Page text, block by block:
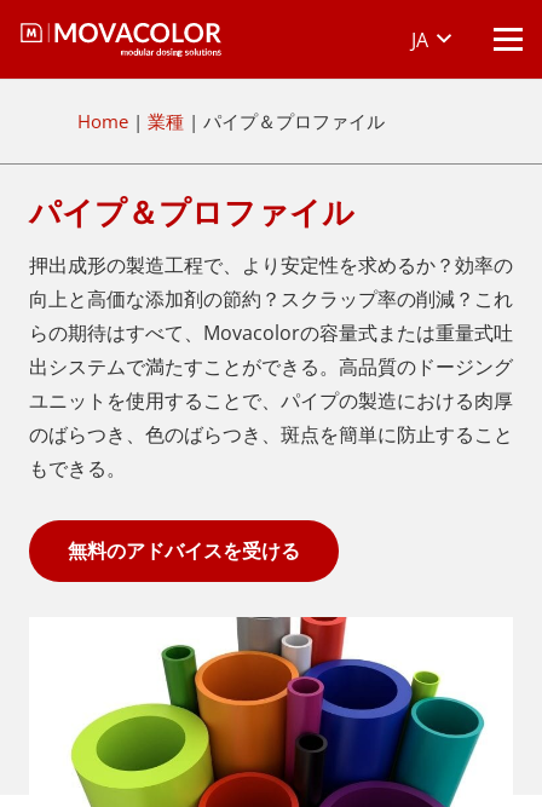
JA
Home | 業種 | パイプ＆プロファイル
パイプ＆プロファイル
押出成形の製造工程で、より安定性を求めるか？効率の
向上と高価な添加剤の節約？スクラップ率の削減？これ
らの期待はすべて、Movacolorの容量式または重量式吐
出システムで満たすことができる。高品質のドージング
ユニットを使用することで、パイプの製造における肉厚
のばらつき、色のばらつき、斑点を簡単に防止すること
もできる。
無料のアドバイスを受ける